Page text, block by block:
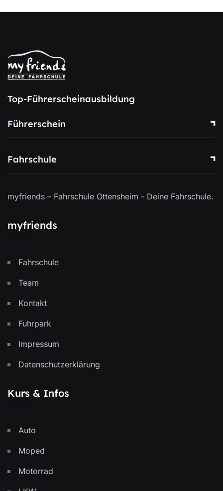
Top-Führerscheinausbildung
Führerschein
Fahrschule
myfriends – Fahrschule Ottensheim - Deine Fahrschule.
myfriends
Fahrschule
Team
Kontakt
Fuhrpark
Impressum
Datenschutzerklärung
Kurs & Infos
Auto
Moped
Motorrad